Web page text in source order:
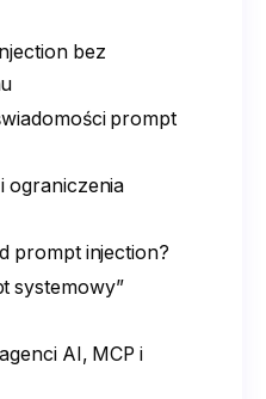
bez
prompt
ograniczenia
prompt injection?
systemowy”
AI, MCP i